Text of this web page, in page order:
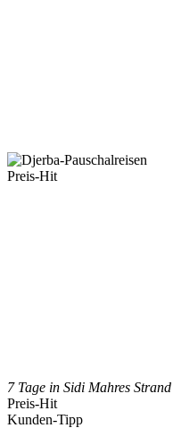
Preis-Hit
7 Tage in Sidi Mahres Strand
Preis-Hit
Kunden-Tipp